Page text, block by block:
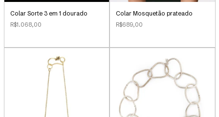
Colar Sorte 3 em 1 dourado
R$1.068,00
Colar Mosquetão prateado
R$689,00